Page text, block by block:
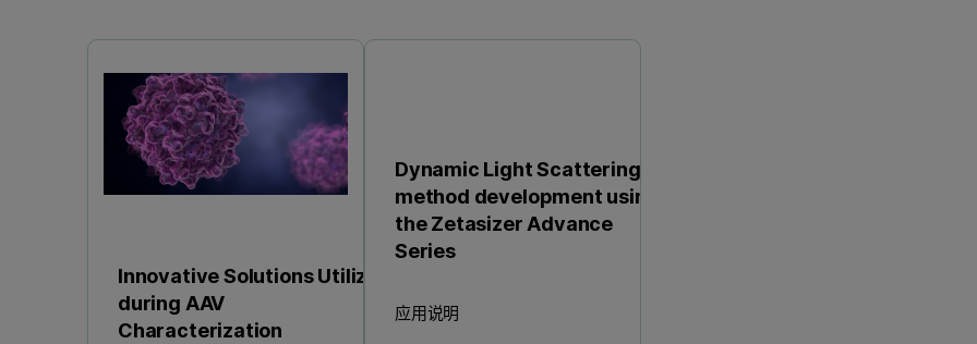
Innovative Solutions Utilized
during AAV
Characterization
Innovative Solutions Utilized during AAV
Dynamic Light Scattering
method development using
the Zetasizer Advance
Series
应用说明